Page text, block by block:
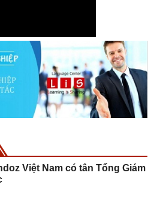
Việt Nam có tân Tổng Giám